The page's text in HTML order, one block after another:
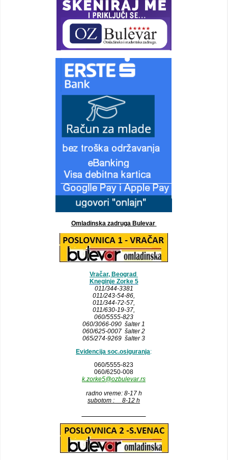
Omladinska zadruga Bulevar
Vračar, Beograd
Kneginje Zorke 5
011/344-3381
011/243-54-86
011/344-72-57,
011/630-19-37,
060/5555-823
060/3066-090 šalter 1
060/625-0007 šalter 2
065/274-9269 šalter 3
Evidencija soc.osiguranja:
060/5555-823
060/6250-008
k.zorke5@ozbulevar.rs
radno vreme: 8-17 h
subotom : 8-12 h